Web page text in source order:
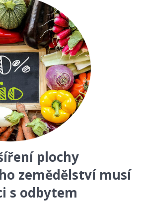
plochy
zemědělství musí
s odbytem